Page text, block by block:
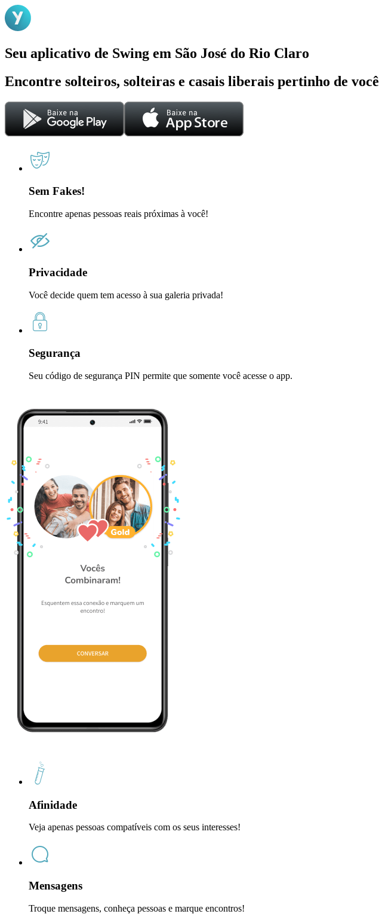
Seu aplicativo de Swing em São José do Rio Claro
Encontre solteiros, solteiras e casais liberais pertinho de você
Sem Fakes!
Encontre apenas pessoas reais próximas à você!
Privacidade
Você decide quem tem acesso à sua galeria privada!
Segurança
Seu código de segurança PIN permite que somente você acesse o app.
Afinidade
Veja apenas pessoas compatíveis com os seus interesses!
Mensagens
Troque mensagens, conheça pessoas e marque encontros!